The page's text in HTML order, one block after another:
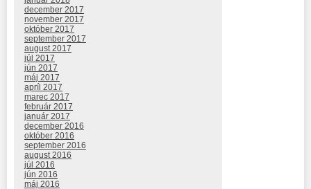
december 2017
november 2017
október 2017
september 2017
august 2017
júl 2017
jún 2017
máj 2017
apríl 2017
marec 2017
február 2017
január 2017
december 2016
október 2016
september 2016
august 2016
júl 2016
jún 2016
máj 2016